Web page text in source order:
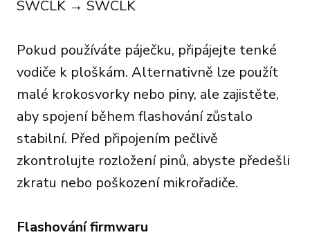
SWCLK → SWCLK
Pokud používáte páječku, připájejte tenké
vodiče k ploškám. Alternativně lze použít
malé krokosvorky nebo piny, ale zajistěte,
aby spojení během flashování zůstalo
stabilní. Před připojením pečlivě
zkontrolujte rozložení pinů, abyste předešli
zkratu nebo poškození mikrořadiče.
Flashování firmwaru